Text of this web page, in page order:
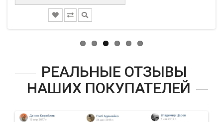
РЕАЛЬНЫЕ ОТЗЫВЫ
НАШИХ ПОКУПАТЕЛЕЙ